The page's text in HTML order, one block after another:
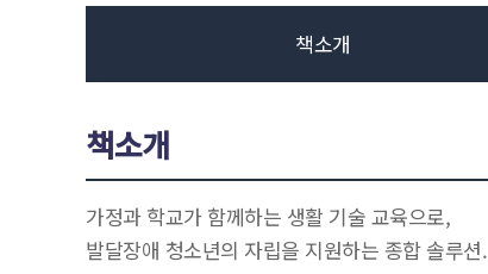
책소개
책소개
가정과 학교가 함께하는 생활 기술 교육으로,
발달장애 청소년의 자립을 지원하는 종합 솔루션.